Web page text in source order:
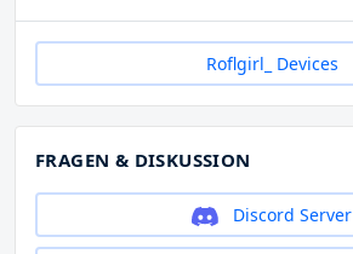
Roflgirl_ Devices
FRAGEN & DISKUSSION
Discord Server